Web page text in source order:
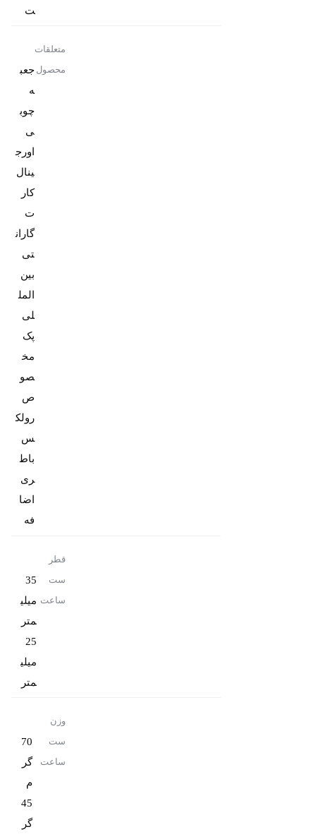
ت
متعلقات
محصول جعب
ه
چوب
ی
اورج
کار
ت
گاران
تی
بین
المل
پک
مخ
صو
ص
رولک
باط
ری
اضا
فه
قطر
ست
ساعت
35
میلی
25
میلی
متر
وزن
ست
ساعت
70
گر
45
گر